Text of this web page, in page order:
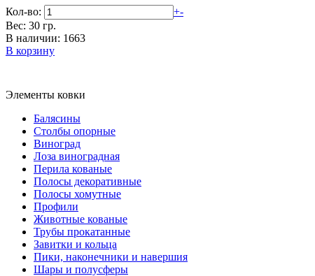
Кол-во: +-
Вес: 30 гр.
В наличии: 1663
В корзину
Элементы ковки
Балясины
Столбы опорные
Виноград
Лоза виноградная
Перила кованые
Полосы декоративные
Полосы хомутные
Профили
Животные кованые
Трубы прокатанные
Завитки и кольца
Пики, наконечники и навершия
Шары и полусферы